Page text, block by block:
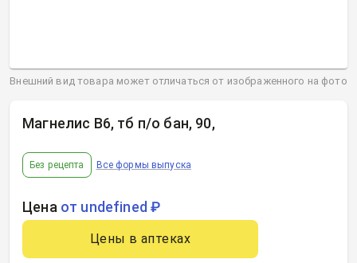
Магнелис В6, тб п/о бан, 90,
Без рецепта Все формы выпуска
Цена от undefined ₽
Цены в аптеках
Внешний вид товара может отличаться от изображенного на фото